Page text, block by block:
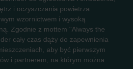
i oczyszczania powietrza
wzornictwem i wysoką
Zgodnie z mottem "Always the
cały czas dąży do zapewnienia
aby być pierwszym
i partnerem, na którym można